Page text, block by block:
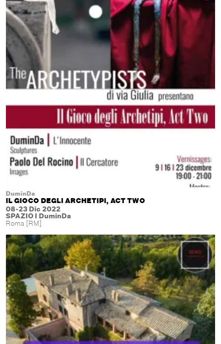
DuminDa
IL GIOCO DEGLI ARCHETIPI, ACT TWO
08-23 Dic 2022
SPAZIO I DuminDa
Roma [RM]